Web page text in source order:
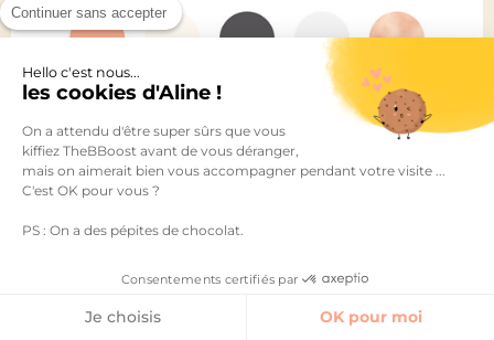
Continuer sans accepter
Hello c'est nous...
les cookies d'Aline !
On a attendu d'être super sûrs que vous
kiffiez TheBBoost avant de vous déranger,
mais on aimerait bien vous accompagner pendant votre visite ...
C'est OK pour vous ?
PS : On a des pépites de chocolat.
Consentements certifiés par
Je choisis OK pour moi